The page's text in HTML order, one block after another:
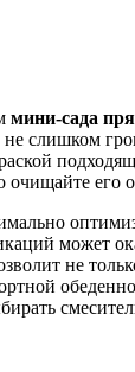
мини-сада
слишком
может
не